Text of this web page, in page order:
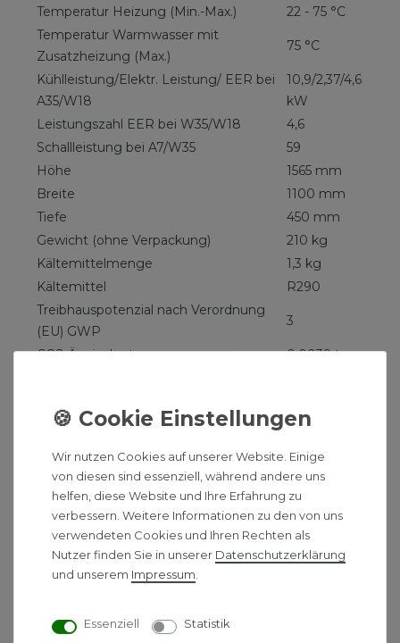
Temperatur Heizung (Min.-Max.)
22 - 75 °C
Temperatur Warmwasser mit
Zusatzheizung (Max.)
75 °C
Kühlleistung/Elektr. Leistung/ EER bei
A35/W18
10,9/2,37/4,6
kW
Leistungszahl EER bei W35/W18
4,6
Schallleistung bei A7/W35
59
Höhe
1565 mm
Breite
1100 mm
Tiefe
450 mm
Gewicht (ohne Verpackung)
210 kg
Kältemittelmenge
1,3 kg
Kältemittel
R290
Treibhauspotenzial nach Verordnung
(EU) GWP
3
CO2-Äquivalent
0,0039 t
Vaillant Gas-Brennwerttherme
Die Vaillant ecoTEC plus VC 20 Brennwert-
Gastherme ist optimalals zentrales Heizsystem für
Einfamilien- und kleine Mehrfamilienhäuser
geeignet. Und zwar zuverlässig und langlebig, denn
alle ecoTEC plus VC Gasthermen haben eine
modulierende Verbrennungsregelung. Dadurch wird
aktuellen Wärmebedarf angepasst. Durch die
Wir nutzen Cookies auf unserer Website. Einige
von diesen sind essenziell, während andere uns
helfen, diese Website und Ihre Erfahrung zu
verbessern. Weitere Informationen zu den von uns
verwendeten Cookies und Ihren Rechten als
Nutzer finden Sie in unserer Daten­schutz­erklärung
und unserem Impressum
Essenziell Statistik